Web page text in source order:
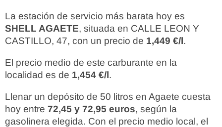
La estación de servicio más barata hoy es
SHELL AGAETE, situada en CALLE LEON Y
CASTILLO, 47, con un precio de 1,449 €/l.
El precio medio de este carburante en la
localidad es de 1,454 €/l.
Llenar un depósito de 50 litros en Agaete cuesta
hoy entre 72,45 y 72,95 euros, según la
gasolinera elegida. Con el precio medio local, el